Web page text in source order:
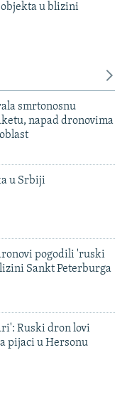
u blizini
smrtonosnu
napad dronovima
u Srbiji
pogodili 'ruski
Sankt Peterburga
Ruski dron lovi
pijaci u Hersonu